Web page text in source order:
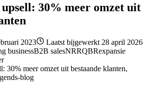
upsell: 30% meer omzet uit
2023
Laatst bijgewerkt 28 april 2026
businessB2B salesNRRQBRexpansie